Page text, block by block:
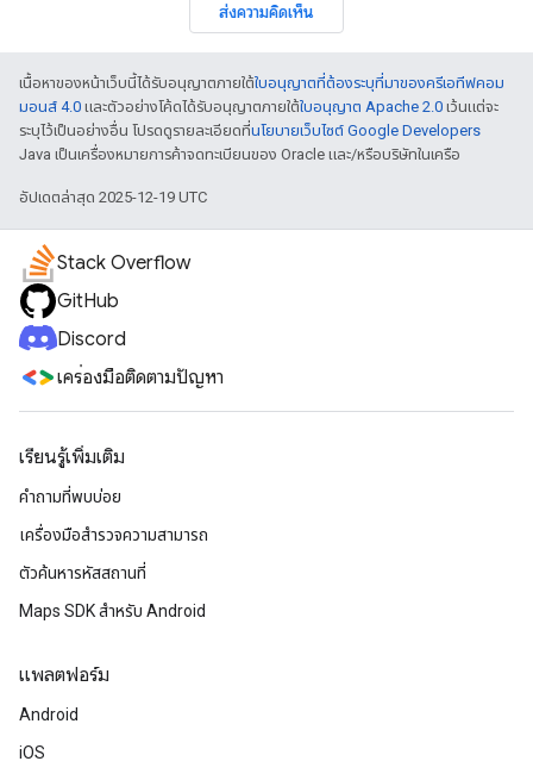
ส่งความคิดเห็น
เนื้อหาของหน้าเว็บนี้ได้รับอนุญาตภายใต้ใบอนุญาตที่ต้องระบุที่มาของครีเอทีฟคอม
มอนส์ 4.0 และตัวอย่างโค้ดได้รับอนุญาตภายใต้ใบอนุญาต Apache 2.0 เว้นแต่จะ
ระบุไว้เป็นอย่างอื่น โปรดดูรายละเอียดที่นโยบายเว็บไซต์ Google Developers
Java เป็นเครื่องหมายการค้าจดทะเบียนของ Oracle และ/หรือบริษัทในเครือ
อัปเดตล่าสุด 2025-12-19 UTC
Stack Overflow
GitHub
Discord
เครื่องมือติดตามปัญหา
เรียนรู้เพิ่มเติม
คำถามที่พบบ่อย
เครื่องมือสำรวจความสามารถ
ตัวค้นหารหัสสถานที่
Maps SDK สำหรับ Android
แพลตฟอร์ม
Android
iOS